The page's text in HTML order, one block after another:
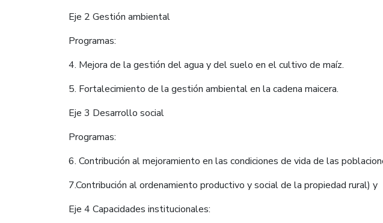
Eje 2 Gestión ambiental
Programas:
4. Mejora de la gestión del agua y del suelo en el cultivo de maíz.
5. Fortalecimiento de la gestión ambiental en la cadena maicera.
Eje 3 Desarrollo social
Programas:
6. Contribución al mejoramiento en las condiciones de vida de las
7.Contribución al ordenamiento productivo y social de la propiedad rural) y
Eje 4 Capacidades institucionales: